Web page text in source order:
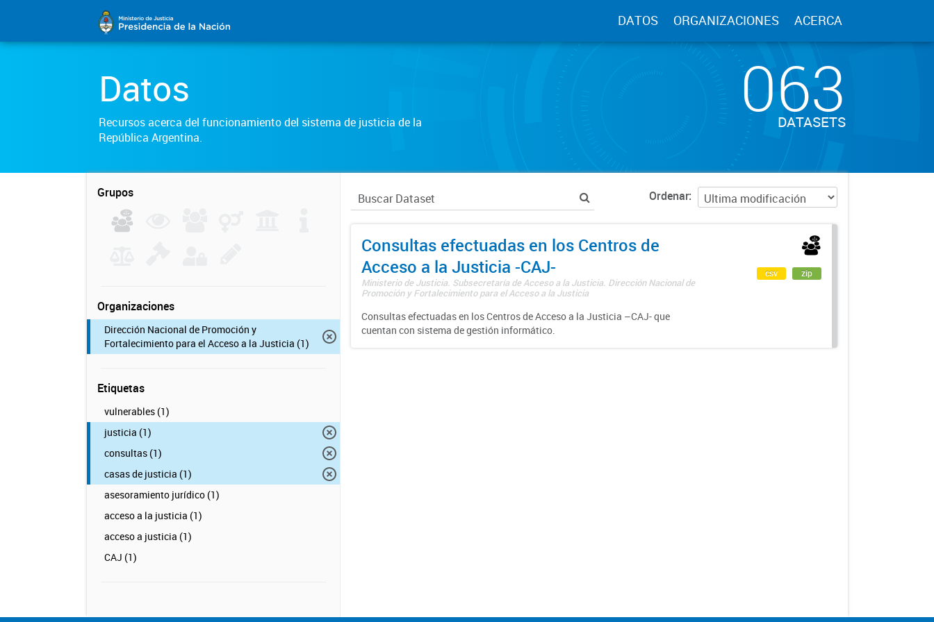
DATOS ORGANIZACIONES ACERCA
Datos
Recursos acerca del funcionamiento del sistema de justicia de la
República Argentina.
063
DATASETS
Grupos
Organizaciones
Dirección Nacional de Promoción y
Fortalecimiento para el Acceso a la Justicia (1)
Etiquetas
vulnerables (1)
justicia (1)
consultas (1)
casas de justicia (1)
asesoramiento jurídico (1)
acceso a la justicia (1)
acceso a justicia (1)
CAJ (1)
Ordenar
Consultas efectuadas en los Centros de
Acceso a la Justicia -CAJ-
Ministerio de Justicia. Subsecretaría de Acceso a la Justicia. Dirección Nacional de
Promoción y Fortalecimiento para el Acceso a la Justicia
Consultas efectuadas en los Centros de Acceso a la Justicia –CAJ- que
cuentan con sistema de gestión informático.
csv zip